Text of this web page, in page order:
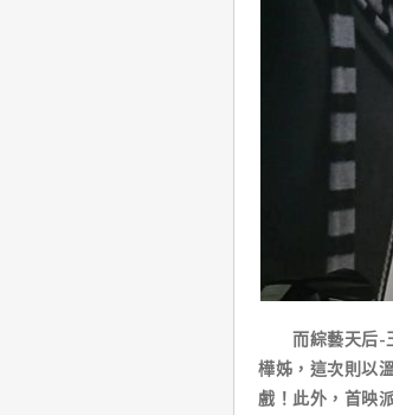
而綜藝天后-王
樺姊，這次則以
戲！此外，首映